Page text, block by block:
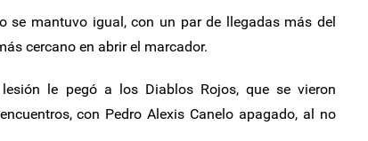
se mantuvo igual, con un par de llegadas más del
cercano en abrir el marcador.
le pegó a los Diablos Rojos, que se vieron
con Pedro Alexis Canelo apagado, al no